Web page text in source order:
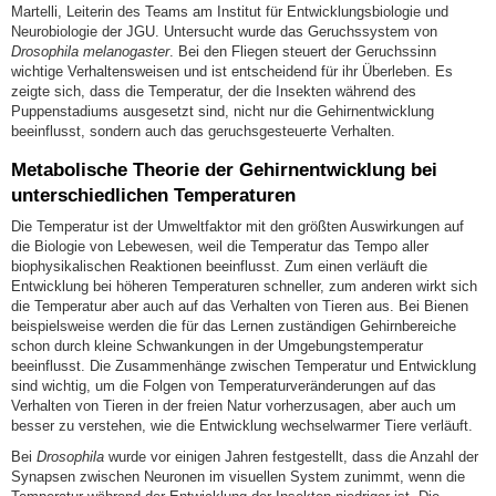
Martelli, Leiterin des Teams am Institut für Entwicklungsbiologie und
Neurobiologie der JGU. Untersucht wurde das Geruchssystem von
Drosophila melanogaster. Bei den Fliegen steuert der Geruchssinn
wichtige Verhaltensweisen und ist entscheidend für ihr Überleben. Es
zeigte sich, dass die Temperatur, der die Insekten während des
Puppenstadiums ausgesetzt sind, nicht nur die Gehirnentwicklung
beeinflusst, sondern auch das geruchsgesteuerte Verhalten.
Metabolische Theorie der Gehirnentwicklung bei
unterschiedlichen Temperaturen
Die Temperatur ist der Umweltfaktor mit den größten Auswirkungen auf
die Biologie von Lebewesen, weil die Temperatur das Tempo aller
biophysikalischen Reaktionen beeinflusst. Zum einen verläuft die
Entwicklung bei höheren Temperaturen schneller, zum anderen wirkt sich
die Temperatur aber auch auf das Verhalten von Tieren aus. Bei Bienen
beispielsweise werden die für das Lernen zuständigen Gehirnbereiche
schon durch kleine Schwankungen in der Umgebungstemperatur
beeinflusst. Die Zusammenhänge zwischen Temperatur und Entwicklung
sind wichtig, um die Folgen von Temperaturveränderungen auf das
Verhalten von Tieren in der freien Natur vorherzusagen, aber auch um
besser zu verstehen, wie die Entwicklung wechselwarmer Tiere verläuft.
Bei Drosophila wurde vor einigen Jahren festgestellt, dass die Anzahl der
Synapsen zwischen Neuronen im visuellen System zunimmt, wenn die